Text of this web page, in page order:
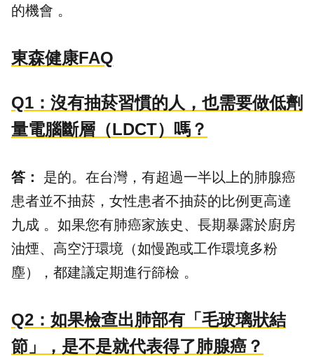
的機會 。
東森健康FAQ
Q1：沒有抽菸習慣的人，也需要做低劑
量電腦斷層（LDCT）嗎？
答：
是的。在台灣，有超過一半以上的肺腺癌
患者並不抽菸，女性患者不抽菸的比例更高達
九成 。如果您有肺癌家族史、長期暴露於廚房
油煙、高空汙環境（如慢跑或工作環境多粉
塵），都建議定期進行篩檢 。
Q2：如果檢查出肺部有「毛玻璃狀結
節」，是不是就代表得了肺腺癌？